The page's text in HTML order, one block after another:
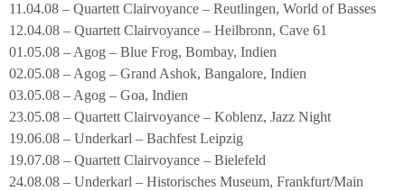
11.04.08 – Quartett Clairvoyance – Reutlingen, World of Basses
12.04.08 – Quartett Clairvoyance – Heilbronn, Cave 61
01.05.08 – Agog – Blue Frog, Bombay, Indien
02.05.08 – Agog – Grand Ashok, Bangalore, Indien
03.05.08 – Agog – Goa, Indien
23.05.08 – Quartett Clairvoyance – Koblenz, Jazz Night
19.06.08 – Underkarl – Bachfest Leipzig
19.07.08 – Quartett Clairvoyance – Bielefeld
24.08.08 – Underkarl – Historisches Museum, Frankfurt/Main